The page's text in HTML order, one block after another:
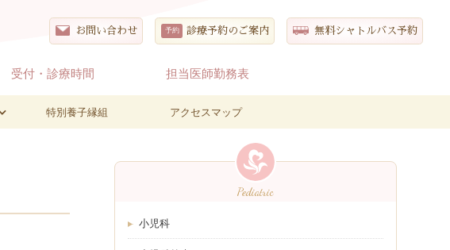
お問い合わせ 診療予約のご案内 無料シャトルバス予約
受付・診療時間 担当医師勤務表
特別養子縁組 アクセスマップ
Pediatric
小児科